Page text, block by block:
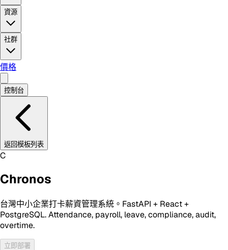
資源
社群
價格
控制台
返回模板列表
C
Chronos
台灣中小企業打卡薪資管理系統。FastAPI + React +
PostgreSQL. Attendance, payroll, leave, compliance, audit,
overtime.
立即部署